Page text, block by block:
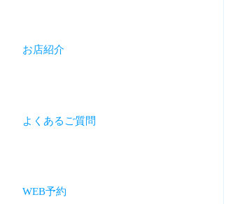
お店紹介
よくあるご質問
WEB予約